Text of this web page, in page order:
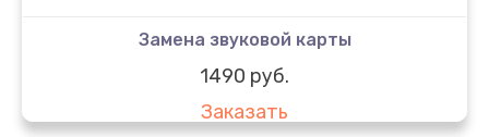
Замена звуковой карты
1490 руб.
Заказать